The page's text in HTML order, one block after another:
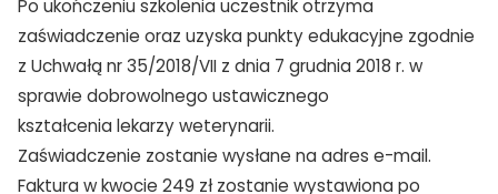
Po ukończeniu szkolenia uczestnik otrzyma
zaświadczenie oraz uzyska punkty edukacyjne zgodnie
z Uchwałą nr 35/2018/VII z dnia 7 grudnia 2018 r. w
sprawie dobrowolnego ustawicznego
kształcenia lekarzy weterynarii.
Zaświadczenie zostanie wysłane na adres e-mail.
Faktura w kwocie 249 zł zostanie wystawiona po